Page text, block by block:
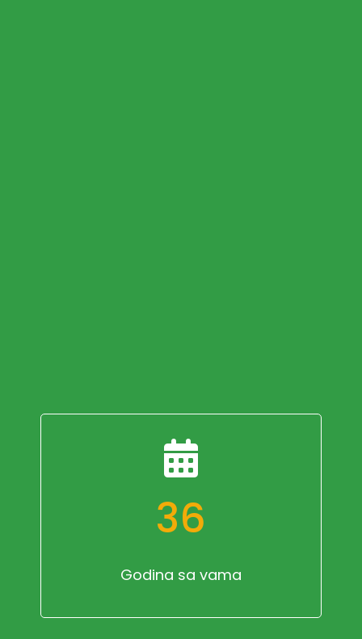
36
Godina sa vama